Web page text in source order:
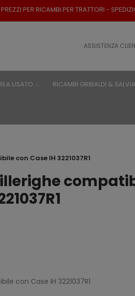
PER TRATTORI - SPEDIZIONE RAPIDA -
ASSISTENZA
USATO RICAMBI GRIBALDI & SALVIA
con Case IH 3221037R1
con Case IH 3221037R1